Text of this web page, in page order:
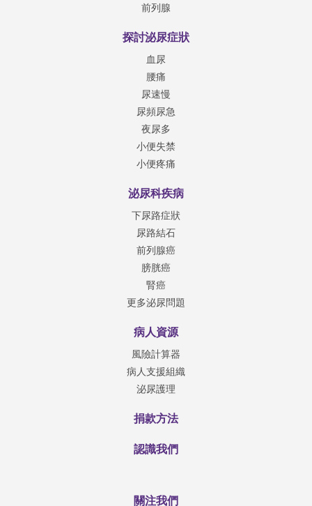
前列腺
探討泌尿症狀
血尿
腰痛
尿速慢
尿頻尿急
夜尿多
小便失禁
小便疼痛
泌尿科疾病
下尿路症狀
尿路結石
前列腺癌
膀胱癌
腎癌
更多泌尿問題
病人資源
風險計算器
病人支援組織
泌尿護理
捐款方法
認識我們
關注我們